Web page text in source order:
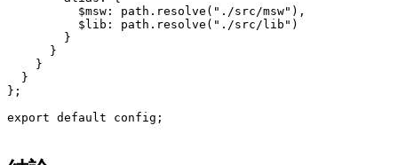
    adapter: adapter(),
    vite: {
      resolve: {
        alias: {
          $msw: path.resolve("./src/msw"),
          $lib: path.resolve("./src/lib")
        }
      }
    }
  }